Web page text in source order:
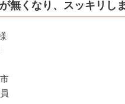
無くなり、スッキリし